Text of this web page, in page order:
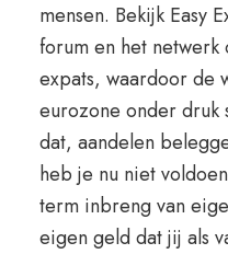
mensen. Bekijk Easy
forum en het
expats, waardoor de
eurozone onder druk
dat, aandelen
heb je nu niet
term inbreng van
eigen geld dat jij als